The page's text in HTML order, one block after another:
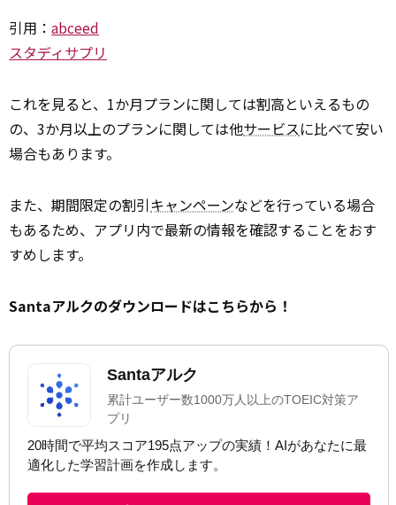
引用： abceed
スタディサプリ
これを見ると、1か月プランに関しては割高といえるもの
の、3か月以上のプランに関しては他サービスに比べて安い
場合もあります。
また、期間限定の割引キャンペーンなどを行っている場合
もあるため、アプリ内で最新の情報を確認することをおす
すめします。
Santaアルクのダウンロードはこちらから！